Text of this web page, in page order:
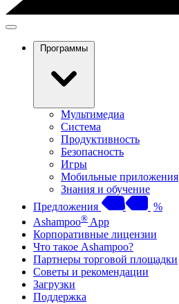
Программы
Мультимедиа
Система
Продуктивность
Безопасность
Игры
Мобильные приложения
Знания и обучение
Предложения
%
Ashampoo® App
Корпоративные лицензии
Что такое Ashampoo?
Партнеры торговой площадки
Советы и рекомендации
Загрузки
Поддержка